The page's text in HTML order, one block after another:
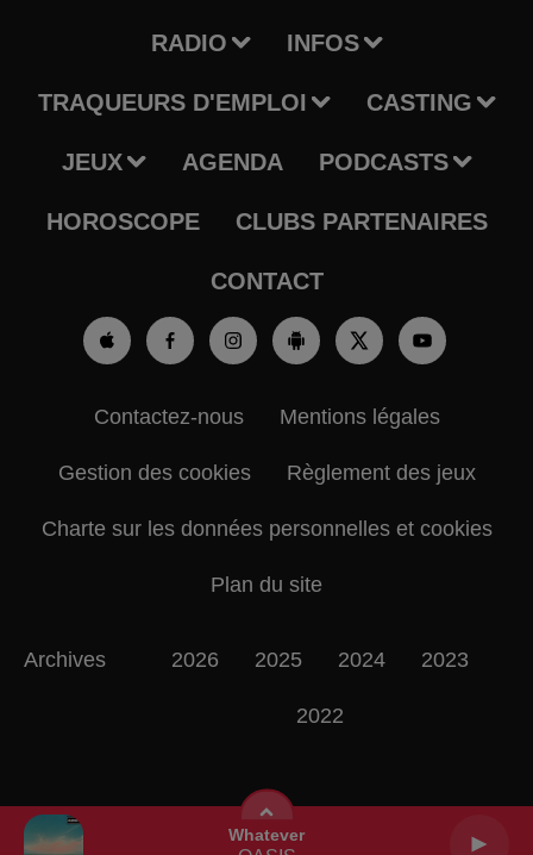
Whatever
RADIO INFOS
TRAQUEURS D'EMPLOI CASTING
JEUX AGENDA PODCASTS
HOROSCOPE CLUBS PARTENAIRES
CONTACT
Contactez-nous Mentions légales
Gestion des cookies Règlement des jeux
Charte sur les données personnelles et cookies
Plan du site
Archives 2026 2025 2024 2023
2022